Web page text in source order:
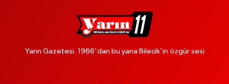
Yarın Gazetesi. 1966'dan bu yana Bilecik'in özgür sesi